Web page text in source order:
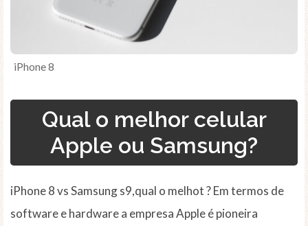
iPhone 8
Qual o melhor celular
Apple ou Samsung?
iPhone 8 vs Samsung s9,qual o melhot ? Em termos de
software e hardware a empresa Apple é pioneira